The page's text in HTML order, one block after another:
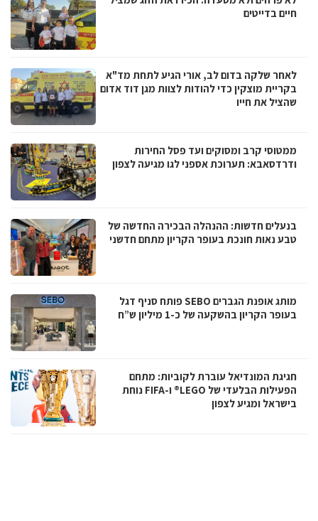
חיים בדייטים
לאחר שלקה בדום לב, אורי הגיע לתחת מד"א
בקריית מוצקין כדי להודות לצוות מגן דוד אדום
שהציל את חייו
ממטוסי קרב ומסוקים ועד פסל החירות
ודרדסאבא: תערוכת אספני לגו מגיעה לצפון
בנעלים חדשות: ההנהלה הבכירה החדשה של
טבע נאות חונכת בעופר הקריון מתחם חדשני
מותג אופנת הגברים SEBO פותח סניף דגל
בעופר הקריון בהשקעה של כ-1 מיליון ש”ח
חגיגת המונדיאל עוברת לקוביות: מתחם
הפעילות הבלעדי של LEGO® ו-FIFA נוחת
בישראל ומגיע לצפון